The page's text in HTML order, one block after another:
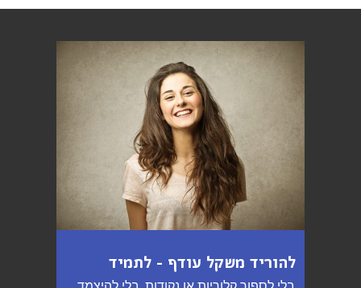
התוכנית תסייע לך:
להוריד משקל עודף - לתמיד